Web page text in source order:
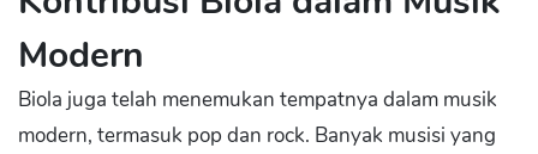
Modern
Biola juga telah menemukan tempatnya dalam musik
modern, termasuk pop dan rock. Banyak musisi yang